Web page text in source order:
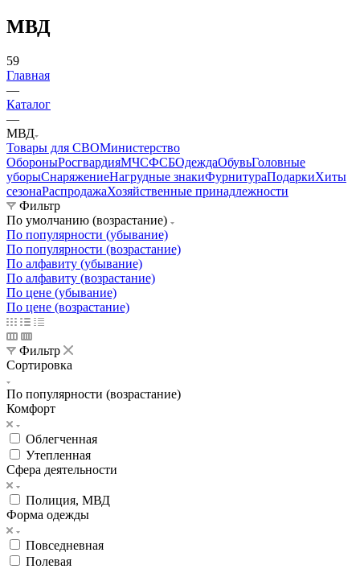
МВД
59
Главная
—
Каталог
—
МВД
Товары для СВОМинистерство
ОбороныРосгвардияМЧСФСБОдеждаОбувьГоловные
уборыСнаряжениеНагрудные знакиФурнитураПодаркиХиты
сезонаРаспродажаХозяйственные принадлежности
Фильтр
По умолчанию (возрастание)
По популярности (убывание)
По популярности (возрастание)
По алфавиту (убывание)
По алфавиту (возрастание)
По цене (убывание)
По цене (возрастание)
Фильтр
Сортировка
По популярности (возрастание)
Комфорт
Облегченная
Утепленная
Сфера деятельности
Полиция, МВД
Форма одежды
Повседневная
Полевая